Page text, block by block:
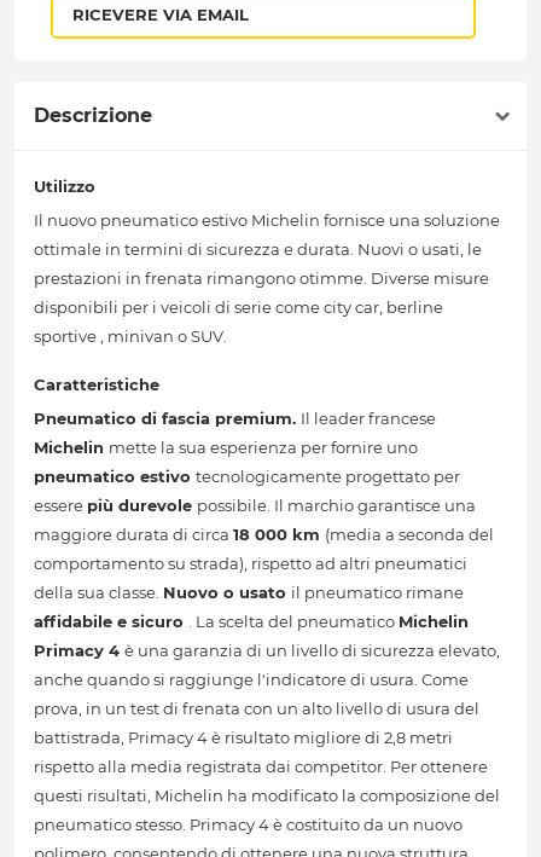
RICEVERE VIA EMAIL
Descrizione
Utilizzo
Il nuovo pneumatico estivo Michelin fornisce una soluzione
ottimale in termini di sicurezza e durata. Nuovi o usati, le
prestazioni in frenata rimangono otimme. Diverse misure
disponibili per i veicoli di serie come city car, berline
sportive , minivan o SUV.
Caratteristiche
Pneumatico di fascia premium. Il leader francese
Michelin mette la sua esperienza per fornire uno
pneumatico estivo tecnologicamente progettato per
essere più durevole possibile. Il marchio garantisce una
maggiore durata di circa 18 000 km (media a seconda del
comportamento su strada), rispetto ad altri pneumatici
della sua classe. Nuovo o usato il pneumatico rimane
affidabile e sicuro . La scelta del pneumatico Michelin
Primacy 4 è una garanzia di un livello di sicurezza elevato,
anche quando si raggiunge l'indicatore di usura. Come
prova, in un test di frenata con un alto livello di usura del
battistrada, Primacy 4 è risultato migliore di 2,8 metri
rispetto alla media registrata dai competitor. Per ottenere
questi risultati, Michelin ha modificato la composizione del
pneumatico stesso. Primacy 4 è costituito da un nuovo